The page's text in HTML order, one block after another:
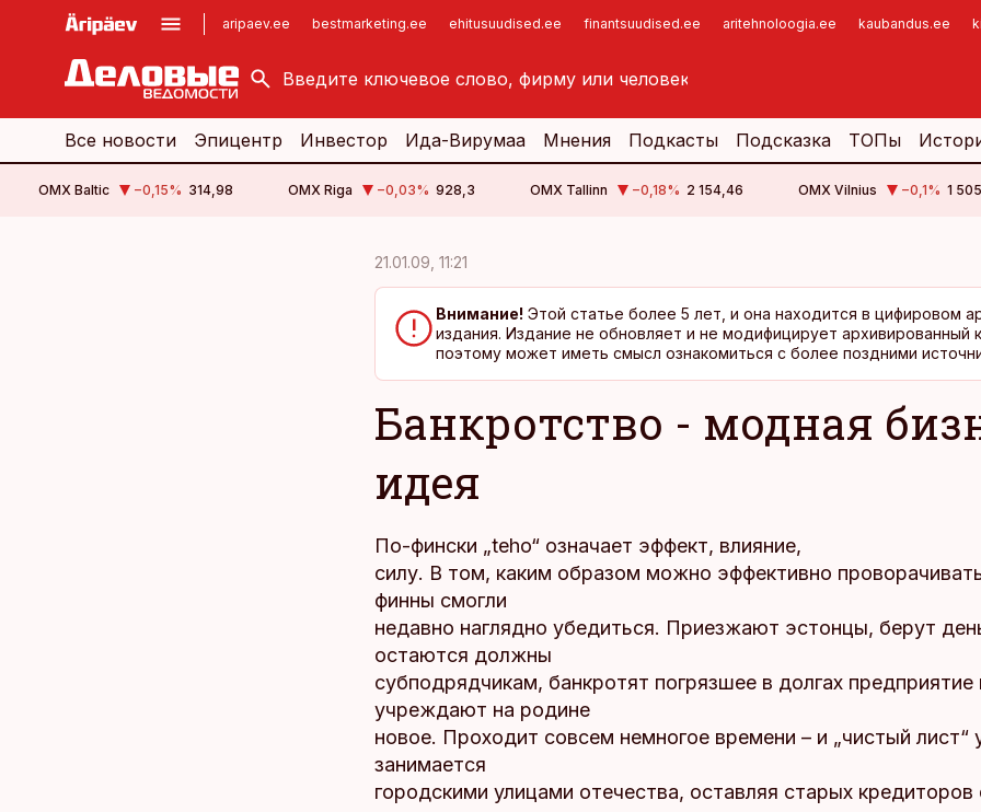
aripaev.ee bestmarketing.ee ehitusuudised.ee finantsuudised.ee aritehnoloogia.ee kaubandus.ee
kinnisvarauudised.ee
logistikauudised.ee
imelineajalugu.ee
Все новости Эпицентр Инвестор Ида-Вирумаа Мнения Подкасты Подсказка ТОПы
OMX Baltic −0,15% 314,98 OMX Riga −0,03% 928,3 OMX Tallinn −0,18% 2 154,46 OMX Vilnius −0,1% 1
21.01.09, 11:21
Внимание! Этой статье более 5 лет, и она находится в цифировом
издания. Издание не обновляет и не модифицирует архивированный
поэтому может иметь смысл ознакомиться с более поздними
Банкротство - модная
идея
По-фински „teho“ означает эффект, влияние,
силу. В том, каким образом можно эффективно
финны смогли
недавно наглядно убедиться. Приезжают эстонцы, берут
остаются должны
субподрядчикам, банкротят погрязшее в долгах предприятие
учреждают на родине
новое. Проходит совсем немногое времени – и „чистый лист“
занимается
городскими улицами отечества, оставляя старых кредиторов